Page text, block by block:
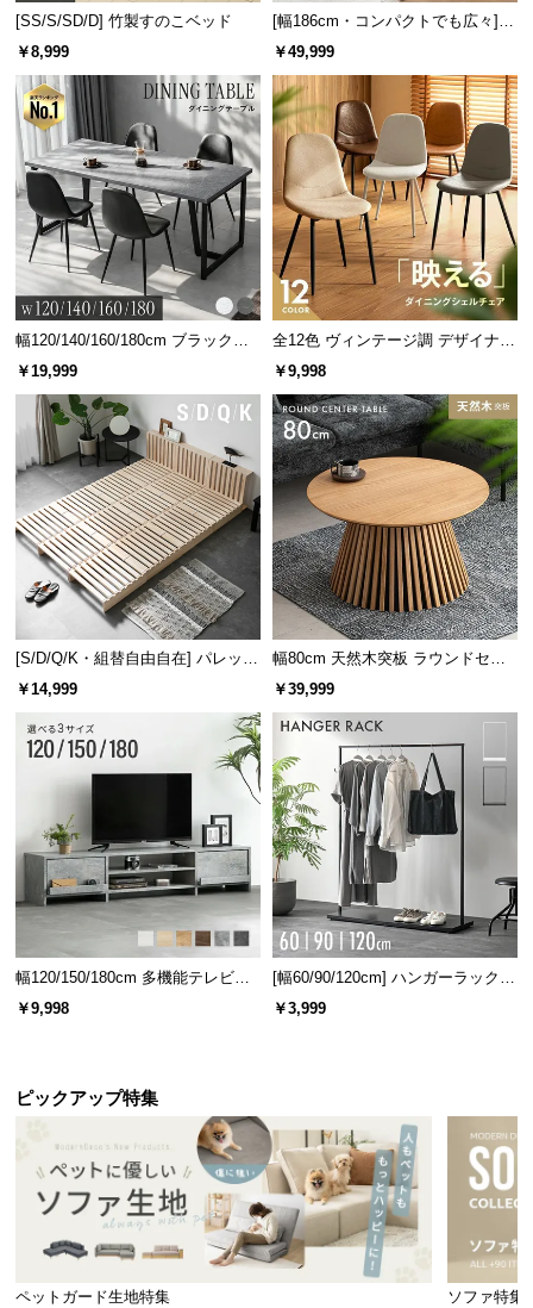
[SS/S/SD/D] 竹製すのこベッド
￥8,999
[幅186cm・コンパクトでも広々] 3
人掛けソファベッド リクライニン
￥49,999
幅120/140/160/180cm ブラックフ
レーム ダイニング 大理石調 4人掛
￥19,999
全12色 ヴィンテージ調 デザイナー
ズシェルチェア
￥9,998
[S/D/Q/K・組替自由自在] パレット
ベッド 8/12/16枚セット
￥14,999
幅80cm 天然木突板 ラウンドセン
ターテーブル 美しい格子デザイン
￥39,999
幅120/150/180cm 多機能テレビボ
ード 木目/石目調 オープン収納・
引き出し収納付き
￥9,998
[幅60/90/120cm] ハンガーラック
スチール 4段階高さ調節 サイドフ
ック オープンラック シンプル
￥3,999
ピックアップ特集
ペットガード生地特集 ソファ特集